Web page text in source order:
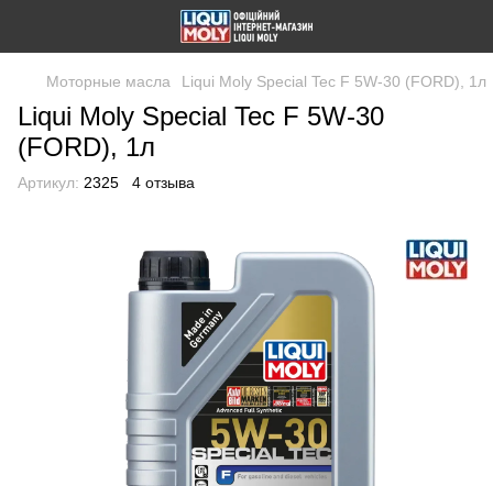
Моторные масла Liqui Moly Special Tec F 5W-30 (FORD), 1л
Liqui Moly Special Tec F 5W-30
(FORD), 1л
Артикул: 2325 4 отзыва